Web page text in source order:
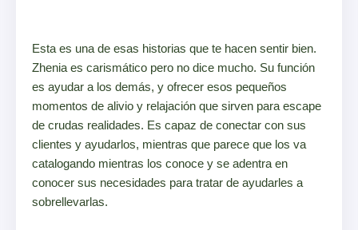
Esta es una de esas historias que te hacen sentir bien.
Zhenia es carismático pero no dice mucho. Su función
es ayudar a los demás, y ofrecer esos pequeños
momentos de alivio y relajación que sirven para escape
de crudas realidades. Es capaz de conectar con sus
clientes y ayudarlos, mientras que parece que los va
catalogando mientras los conoce y se adentra en
conocer sus necesidades para tratar de ayudarles a
sobrellevarlas.